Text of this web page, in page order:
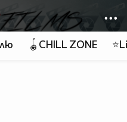
🪀CHILL ZONE